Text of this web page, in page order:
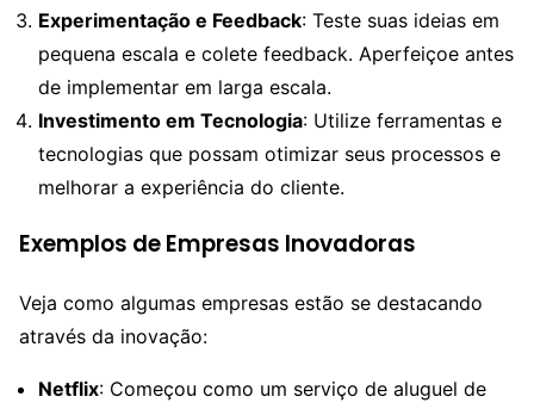
Experimentação e Feedback: Teste suas ideias em
pequena escala e colete feedback. Aperfeiçoe antes
de implementar em larga escala.
Investimento em Tecnologia: Utilize ferramentas e
tecnologias que possam otimizar seus processos e
melhorar a experiência do cliente.
Exemplos de Empresas Inovadoras
Veja como algumas empresas estão se destacando
através da inovação:
Netflix: Começou como um serviço de aluguel de